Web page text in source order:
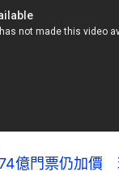
億門票仍加價